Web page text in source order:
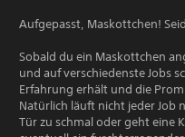
Aufgepasst, Maskottchen!
Sobald du ein Maskottchen
und auf verschiedenste Jobs
Erfahrung erhält und die
Natürlich läuft nicht jeder Job
Tür zu schmal oder geht eine